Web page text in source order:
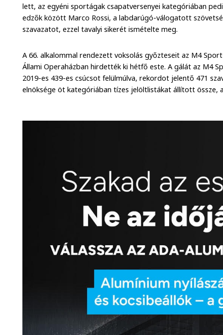
lett, az egyéni sportágak csapatversenyei kategóriában
edzők között Marco Rossi, a labdarúgó-válogatott
szavazatot, ezzel tavalyi sikerét ismételte meg.
A 66. alkalommal rendezett voksolás győzteseit az M4
Állami Operaházban hirdették ki hétfő este. A gálát az M4
2019-es 439-es csúcsot felülmúlva, rekordot jelentő 471
elnöksége öt kategóriában tízes jelöltlistákat állított össze,